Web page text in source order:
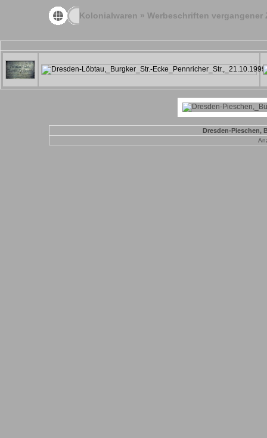
Kolonialwaren » Werbeschriften vergangener
Dresden-Pieschen,